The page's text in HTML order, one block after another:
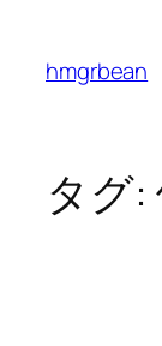
hmgrbean
タグ: